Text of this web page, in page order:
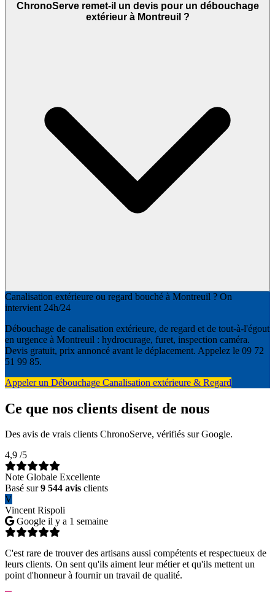
ChronoServe remet-il un devis pour un débouchage
extérieur à Montreuil ?
Canalisation extérieure ou regard bouché à Montreuil ? On
intervient 24h/24
Débouchage de canalisation extérieure, de regard et de tout-à-l'égout
en urgence à Montreuil : hydrocurage, furet, inspection caméra.
Devis gratuit, prix annoncé avant le déplacement. Appelez le 09 72
51 99 85.
Appeler un Débouchage Canalisation extérieure & Regard
Ce que nos clients disent de nous
Des avis de vrais clients ChronoServe, vérifiés sur Google.
4,9 /5
Note Globale Excellente
Basé sur9 544 avis clients
V
Vincent Rispoli
Google il y a 1 semaine
C'est rare de trouver des artisans aussi compétents et respectueux de
leurs clients. On sent qu'ils aiment leur métier et qu'ils mettent un
point d'honneur à fournir un travail de qualité.